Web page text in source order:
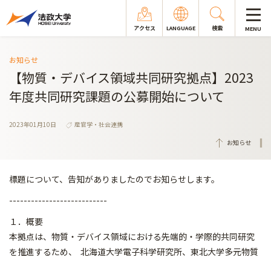
アクセス LANGUAGE 検索 MENU
お知らせ
【物質・デバイス領域共同研究拠点】2023
年度共同研究課題の公募開始について
2023年01月10日
産官学・社会連携
お知らせ
標題について、告知がありましたのでお知らせします。
---------------------------
１．概要
本拠点は、物質・デバイス領域における先端的・学際的共同研究
を推進するため、 北海道⼤学電⼦科学研究所、東北⼤学多元物質